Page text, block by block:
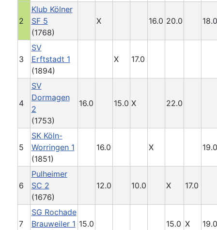
2
Klub Kölner
SF 5
(1768)
X 16.0 20.0 18.0
3
SV
Erftstadt 1
(1894)
X 17.0
4
SV
Dormagen
2
(1753)
16.0 15.0 X 22.0
5
SK Köln-
Worringen 1
(1851)
16.0 X 19.0
6
Pulheimer
SC 2
(1676)
12.0 10.0 X 17.0
7
SG Rochade
Brauweiler 1 15.0 15.0 X 19.0